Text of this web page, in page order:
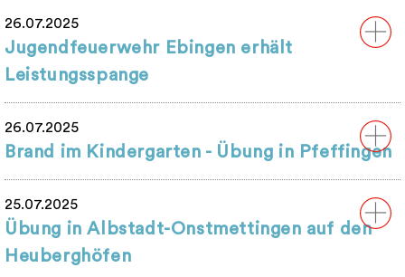
26.07.2025
Jugendfeuerwehr Ebingen erhält
Leistungsspange
26.07.2025
Brand im Kindergarten - Übung in Pfeffingen
25.07.2025
Übung in Albstadt-Onstmettingen auf den
Heuberghöfen